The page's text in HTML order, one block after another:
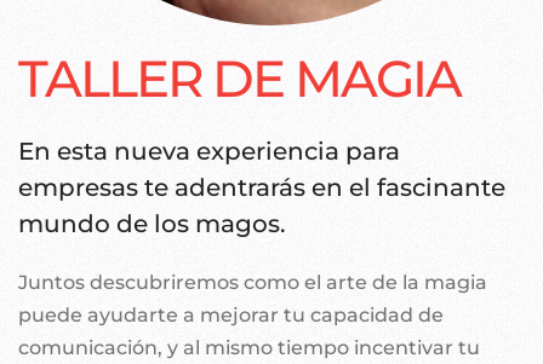
TALLER DE MAGIA
En esta nueva experiencia para
empresas te adentrarás en el fascinante
mundo de los magos.
Juntos descubriremos como el arte de la magia
puede ayudarte a mejorar tu capacidad de
comunicación, y al mismo tiempo incentivar tu